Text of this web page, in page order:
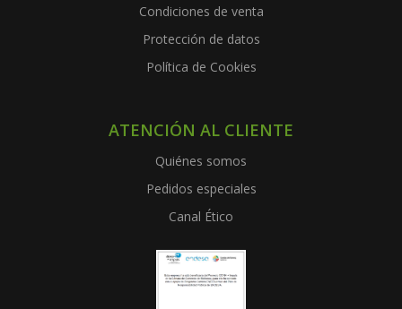
Condiciones de venta
Protección de datos
Política de Cookies
ATENCIÓN AL CLIENTE
Quiénes somos
Pedidos especiales
Canal Ético